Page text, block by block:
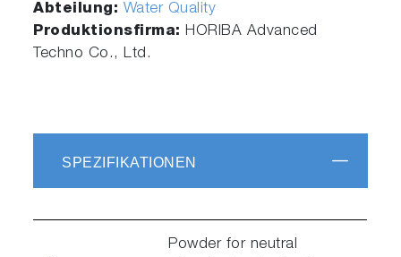
Abteilung: Water Quality
Produktionsfirma:HORIBA Advanced
Techno Co., Ltd.
SPEZIFIKATIONEN
Powder for neutral